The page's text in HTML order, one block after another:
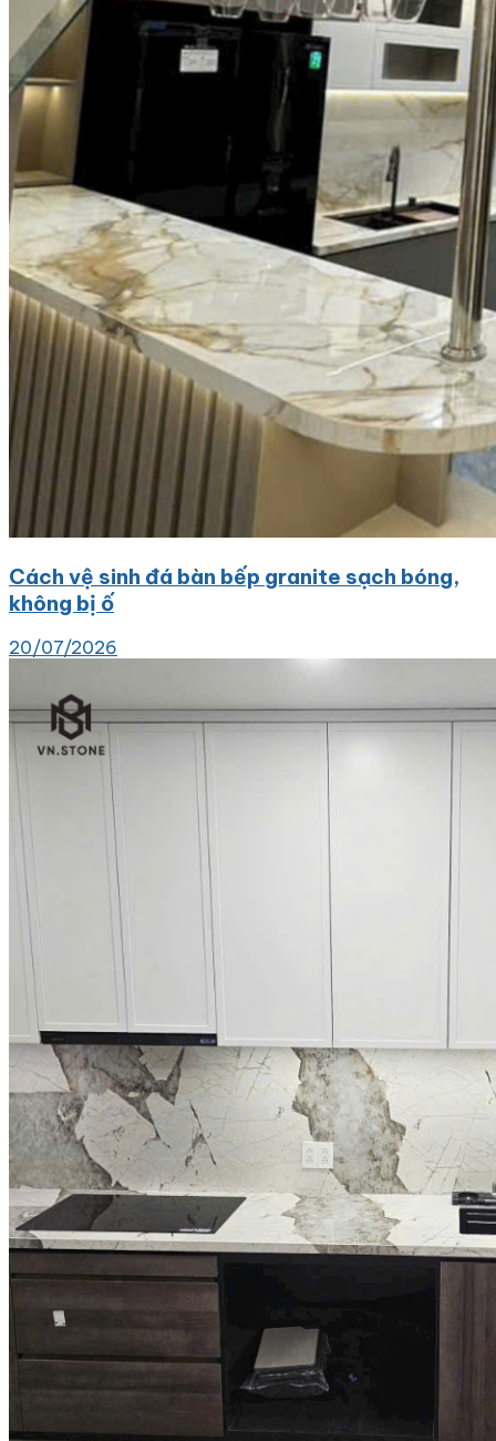
Cách vệ sinh đá bàn bếp granite sạch bóng,
không bị ố
20/07/2026